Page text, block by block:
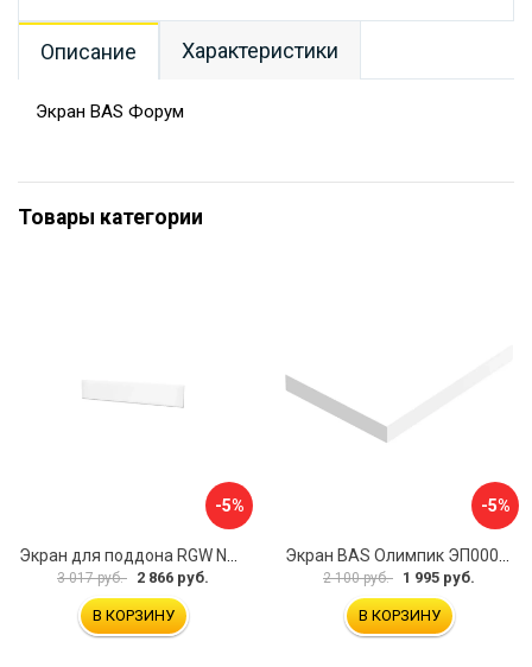
Описание Характеристики
Экран BAS Форум
Товары категории
-5%
3 017 руб. 2 866 руб.
В КОРЗИНУ
-5%
2 100 руб. 1 995 руб.
В КОРЗИНУ